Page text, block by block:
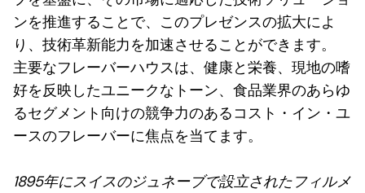
ンを推進することで、このプレゼンスの拡大によ
り、技術革新能力を加速させることができます。
主要なフレーバーハウスは、健康と栄養、現地の嗜
好を反映したユニークなトーン、食品業界のあらゆ
るセグメント向けの競争力のあるコスト・イン・ユ
ースのフレーバーに焦点を当てます。
1895年にスイスのジュネーブで設立されたフィルメ